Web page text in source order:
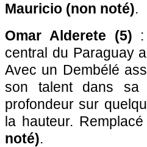
Mauricio (non noté).
Omar Alderete (5)
central du Paraguay
Avec un Dembélé
son talent dans sa
profondeur sur
la hauteur.
noté).